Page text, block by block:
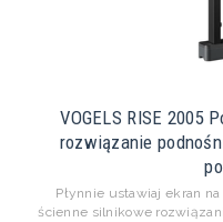
VOGELS RISE 2005
rozwiązanie
Płynnie ustawiaj ekran na
ścienne silnikowe